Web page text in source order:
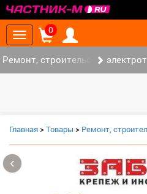
Toggle
navigation
0
Ремонт, строительство (7)
Главная>Товары > Ремонт,
‹